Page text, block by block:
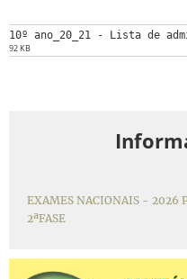
10º ano_20_21 - Lista de
92 KB
EXAMES NACIONAIS - 2026
2ªFASE